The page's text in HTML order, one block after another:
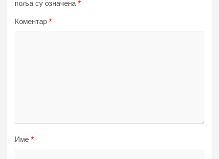
поља су означена*
Коментар *
Име *